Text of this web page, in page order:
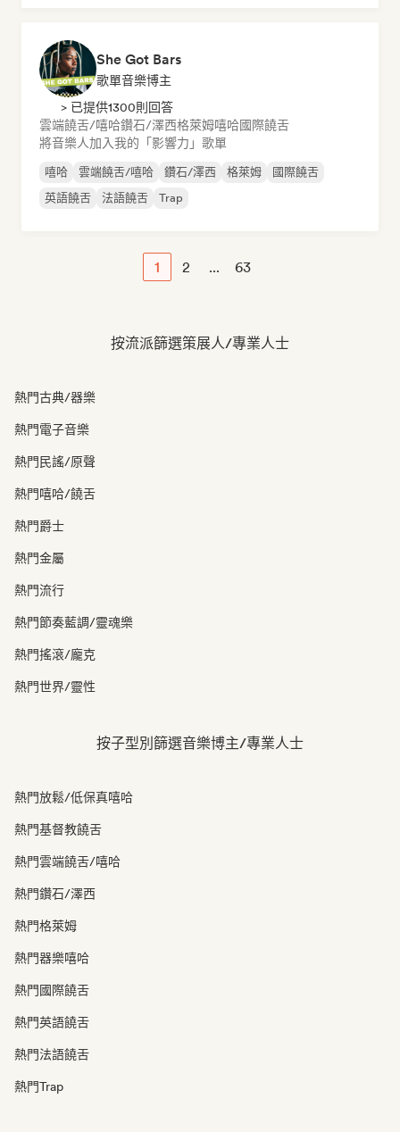
She Got Bars
歌單音樂博主
> 已提供1300則回答
雲端饒舌/嘻哈鑽石/澤西格萊姆嘻哈國際饒舌
將音樂人加入我的「影響力」歌單
嘻哈 雲端饒舌/嘻哈 鑽石/澤西 格萊姆
國際饒舌
英語饒舌
法語饒舌 Trap
1 2 ... 63
按流派篩選策展人/專業人士
熱門古典/器樂
熱門電子音樂
熱門民謠/原聲
熱門嘻哈/饒舌
熱門爵士
熱門金屬
熱門流行
熱門節奏藍調/靈魂樂
熱門搖滾/龐克
熱門世界/靈性
按子型別篩選音樂博主/專業人士
熱門放鬆/低保真嘻哈
熱門基督教饒舌
熱門雲端饒舌/嘻哈
熱門鑽石/澤西
熱門格萊姆
熱門器樂嘻哈
熱門國際饒舌
熱門英語饒舌
熱門法語饒舌
熱門Trap